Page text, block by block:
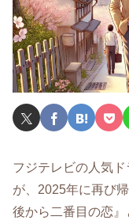
フジテレビの人気ド
が、2025年に再び
後から二番目の恋』